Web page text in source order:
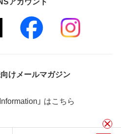
けメールマガジン
」 はこちら